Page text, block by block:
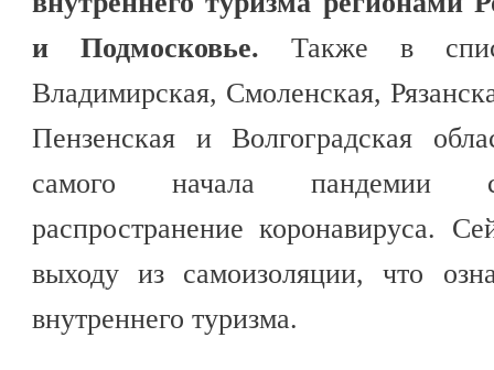
и Подмосковье. Также в
Владимирская, Смоленская,
Пензенская и Волгоградская
самого начала пандемии
распространение коронавируса.
выходу из самоизоляции, что
внутреннего туризма.